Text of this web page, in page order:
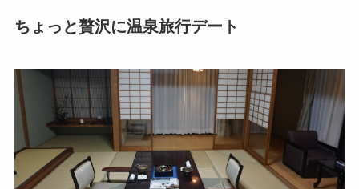
ちょっと贅沢に温泉旅行デート